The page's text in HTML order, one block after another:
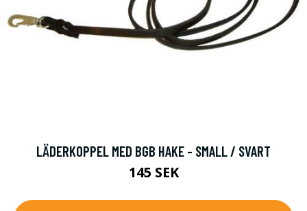
LÄDERKOPPEL MED BGB HAKE - SMALL / SVART
145 SEK